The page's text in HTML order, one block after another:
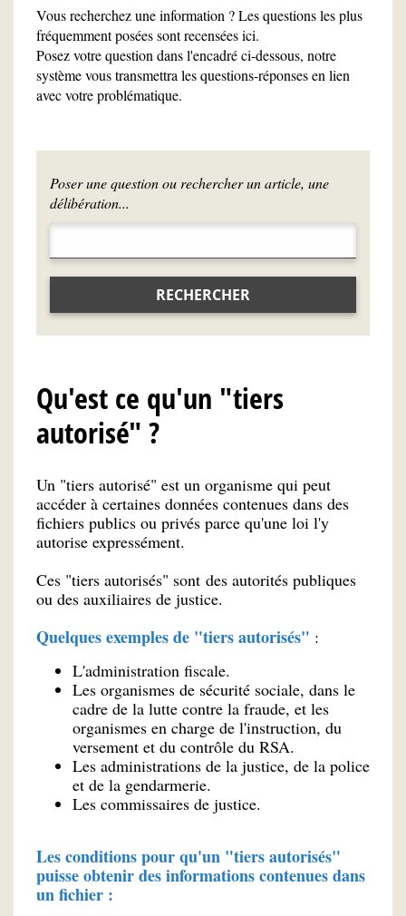
Vous recherchez une information ? Les questions les plus
fréquemment posées sont recensées ici.
Posez votre question dans l'encadré ci-dessous, notre
système vous transmettra les questions-réponses en lien
avec votre problématique.
Poser une question ou rechercher un article, une
délibération...
RECHERCHER
Qu'est ce qu'un "tiers
autorisé" ?
Un "tiers autorisé" est un organisme qui peut
accéder à certaines données contenues dans des
fichiers publics ou privés parce qu'une loi l'y
autorise expressément.
Ces "tiers autorisés" sont des autorités publiques
ou des auxiliaires de justice.
Quelques exemples de "tiers autorisés" :
L'administration fiscale.
Les organismes de sécurité sociale, dans le
cadre de la lutte contre la fraude, et les
organismes en charge de l'instruction, du
versement et du contrôle du RSA.
Les administrations de la justice, de la police
et de la gendarmerie.
Les commissaires de justice.
Les conditions pour qu'un "tiers autorisés"
puisse obtenir des informations contenues dans
un fichier :